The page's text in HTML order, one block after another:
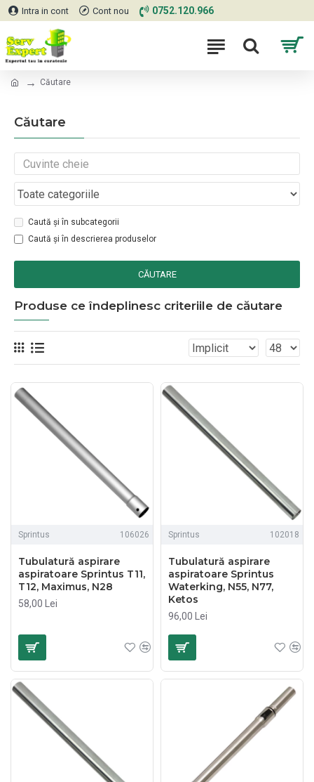
Intra in cont Cont nou 0752.120.966
Căutare
Căutare
Caută și în subcategorii
Caută și în descrierea produselor
CĂUTARE
Produse ce îndeplinesc criteriile de căutare
Sprintus 106026
Tubulatură aspirare
aspiratoare Sprintus T11,
T12, Maximus, N28
58,00 Lei
Sprintus 102018
Tubulatură aspirare
aspiratoare Sprintus
Waterking, N55, N77,
Ketos
96,00 Lei